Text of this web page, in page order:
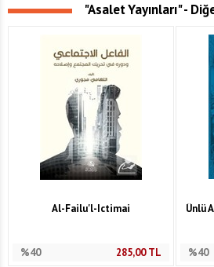
"Asalet Yayınları" -
Al-Failu'l-Ictimai
%40 285,00TL
Ünlü
%40